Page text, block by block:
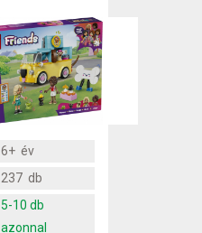
6+ év
237 db
5-10 db
azonnal